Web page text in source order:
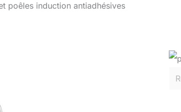
poêles induction antiadhésives